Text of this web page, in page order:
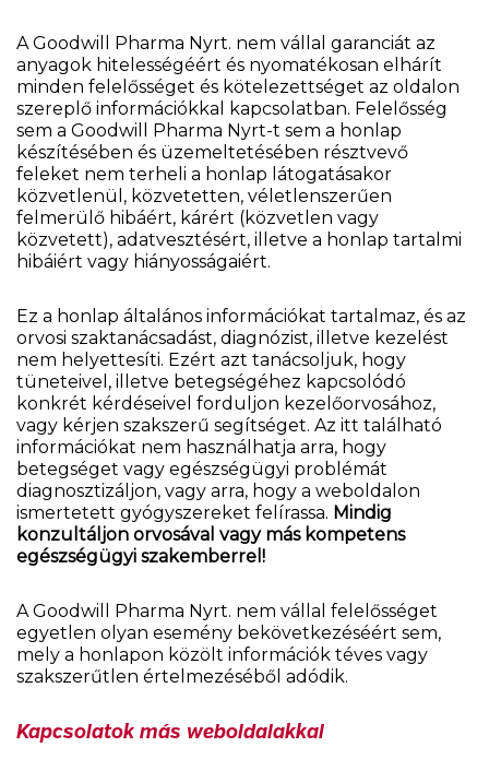
A Goodwill Pharma Nyrt. nem vállal garanciát az
anyagok hitelességéért és nyomatékosan elhárít
minden felelősséget és kötelezettséget az oldalon
szereplő információkkal kapcsolatban. Felelősség
sem a Goodwill Pharma Nyrt-t sem a honlap
készítésében és üzemeltetésében résztvevő
feleket nem terheli a honlap látogatásakor
közvetlenül, közvetetten, véletlenszerűen
felmerülő hibáért, kárért (közvetlen vagy
közvetett), adatvesztésért, illetve a honlap tartalmi
hibáiért vagy hiányosságaiért.
Ez a honlap általános információkat tartalmaz, és az
orvosi szaktanácsadást, diagnózist, illetve kezelést
nem helyettesíti. Ezért azt tanácsoljuk, hogy
tüneteivel, illetve betegségéhez kapcsolódó
konkrét kérdéseivel forduljon kezelőorvosához,
vagy kérjen szakszerű segítséget. Az itt található
információkat nem használhatja arra, hogy
betegséget vagy egészségügyi problémát
diagnosztizáljon, vagy arra, hogy a weboldalon
ismertetett gyógyszereket felírassa. Mindig
konzultáljon orvosával vagy más kompetens
egészségügyi szakemberrel!
A Goodwill Pharma Nyrt. nem vállal felelősséget
egyetlen olyan esemény bekövetkezéséért sem,
mely a honlapon közölt információk téves vagy
szakszerűtlen értelmezéséből adódik.
Kapcsolatok más weboldalakkal